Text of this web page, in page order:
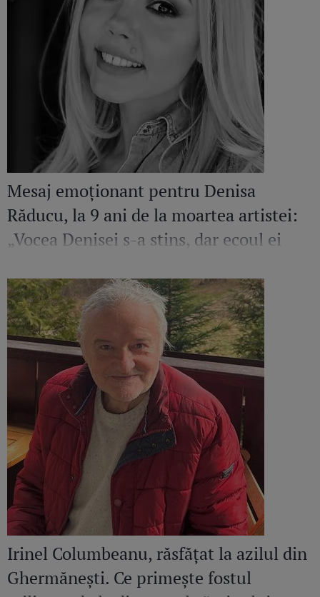
Mesaj emoționant pentru Denisa
Răducu, la 9 ani de la moartea artistei:
„Vocea Denisei s-a stins, dar ecoul ei
Irinel Columbeanu, răsfățat la azilul din
Ghermănești. Ce primește fostul